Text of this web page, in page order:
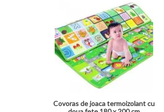
Covoras de joaca termoizolant cu